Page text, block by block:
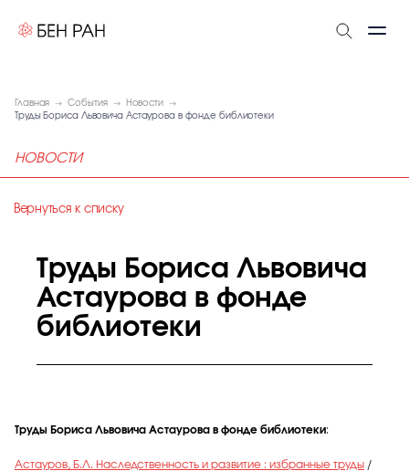
Главная События
Новости
Труды Бориса Львовича Астаурова в фонде библиотеки
НОВОСТИ
Вернуться к списку
Труды Бориса Львовича
Астаурова в фонде
библиотеки
Труды Бориса Львовича Астаурова в фонде библиотеки:
Астауров, Б.Л. Наследственность и развитие : избранные труды /